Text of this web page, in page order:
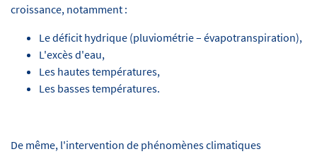
croissance, notamment :
Le déficit hydrique (pluviométrie – évapotranspiration),
L'excès d'eau,
Les hautes températures,
Les basses températures.
De même, l'intervention de phénomènes climatiques